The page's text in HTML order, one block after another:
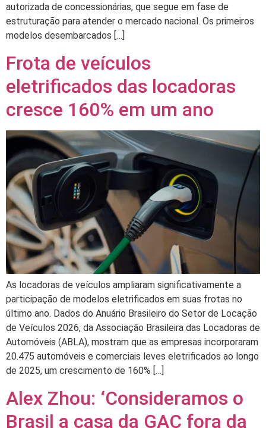
autorizada de concessionárias, que segue em fase de
estruturação para atender o mercado nacional. Os primeiros
modelos desembarcados […]
Frota de veículos
eletrificados das locadoras
cresce 160% em um ano
As locadoras de veículos ampliaram significativamente a
participação de modelos eletrificados em suas frotas no
último ano. Dados do Anuário Brasileiro do Setor de Locação
de Veículos 2026, da Associação Brasileira das Locadoras de
Automóveis (ABLA), mostram que as empresas incorporaram
20.475 automóveis e comerciais leves eletrificados ao longo
de 2025, um crescimento de 160% […]
Alex Zhou: ‘Consideramos o
Brasil a casa da GAC fora da